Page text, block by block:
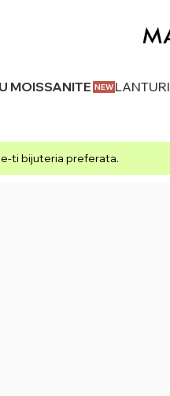
MOISSANITE LANTURI
ti bijuteria preferata.